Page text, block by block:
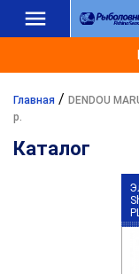
Главная / DENDOU
р.
Каталог